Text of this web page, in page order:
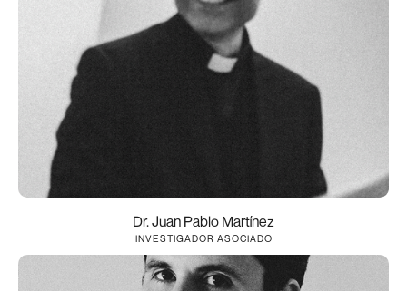
Dr. Juan Pablo Martínez
INVESTIGADOR ASOCIADO